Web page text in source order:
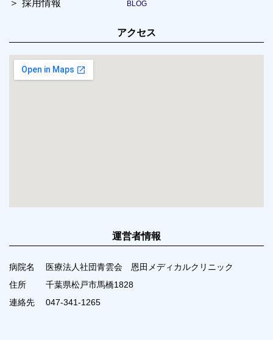
採用情報
アクセス
運営者情報
病院名
医療法人社団青雲会 恩田メディカルクリニック
住所
千葉県松戸市馬橋1828
連絡先
047-341-1265